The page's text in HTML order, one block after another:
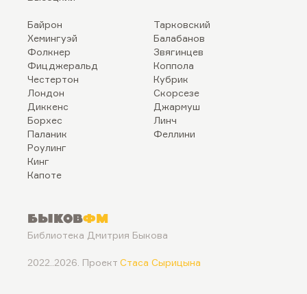
Байрон
Хемингуэй
Фолкнер
Фицджеральд
Честертон
Лондон
Диккенс
Борхес
Паланик
Роулинг
Кинг
Капоте
Тарковский
Балабанов
Звягинцев
Коппола
Кубрик
Скорсезе
Джармуш
Линч
Феллини
БыковФМ
Библиотека Дмитрия Быкова
2022..2026. Проект Стаса Сырицына